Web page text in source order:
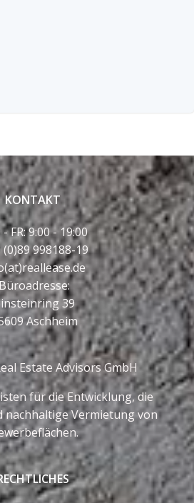
KONTAKT
FR: 9:00 - 19:00
(0)89 998188-19
Büroadresse:
39
Aschheim
Estate Advisors GmbH
für die Entwicklung, die
nachhaltige Vermietung von